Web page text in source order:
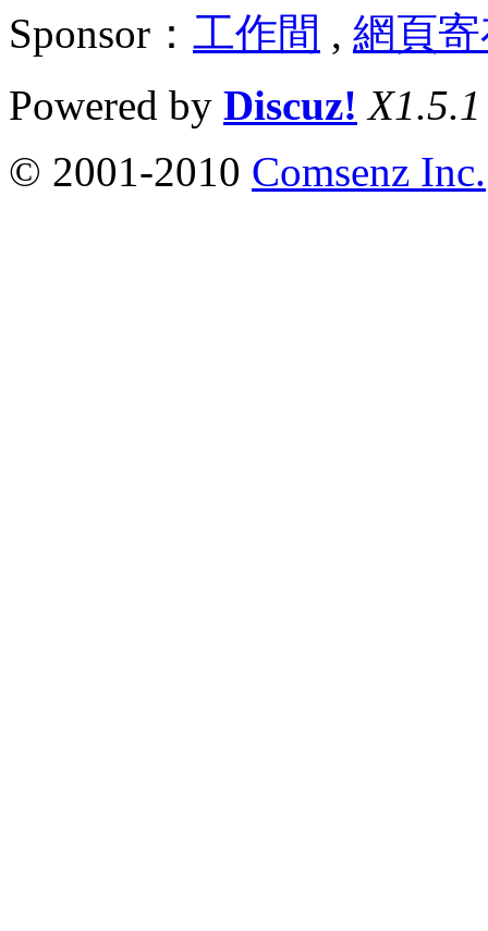
Sponsor： 工作間 , 網頁
Powered by Discuz! X1.5.1
© 2001-2010 Comsenz Inc.